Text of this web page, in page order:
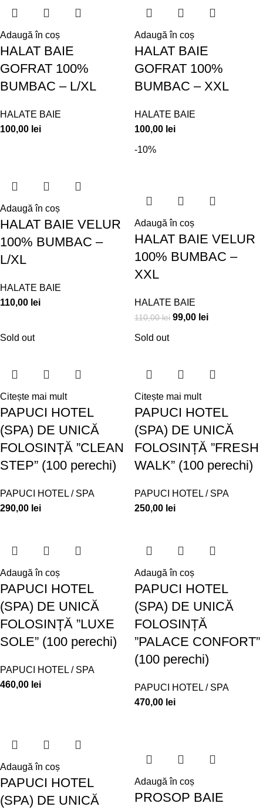
Adaugă în coș
HALAT BAIE
GOFRAT 100%
BUMBAC – L/XL
HALATE BAIE
100,00 lei
Adaugă în coș
HALAT BAIE
GOFRAT 100%
BUMBAC – XXL
HALATE BAIE
100,00 lei
Adaugă în coș
HALAT BAIE VELUR
100% BUMBAC –
L/XL
HALATE BAIE
110,00 lei
-10%
Adaugă în coș
HALAT BAIE VELUR
100% BUMBAC –
XXL
HALATE BAIE
110,00lei 99,00 lei
Sold out
Citește mai mult
PAPUCI HOTEL
(SPA) DE UNICĂ
FOLOSINȚĂ ”CLEAN
STEP” (100 perechi)
PAPUCI HOTEL / SPA
290,00 lei
Sold out
Citește mai mult
PAPUCI HOTEL
(SPA) DE UNICĂ
FOLOSINȚĂ ”FRESH
WALK” (100 perechi)
PAPUCI HOTEL / SPA
250,00 lei
Adaugă în coș
PAPUCI HOTEL
(SPA) DE UNICĂ
FOLOSINȚĂ ”LUXE
SOLE” (100 perechi)
PAPUCI HOTEL / SPA
460,00 lei
Adaugă în coș
PAPUCI HOTEL
(SPA) DE UNICĂ
FOLOSINȚĂ
”PALACE CONFORT”
(100 perechi)
PAPUCI HOTEL / SPA
470,00 lei
Adaugă în coș
PAPUCI HOTEL
(SPA) DE UNICĂ
Adaugă în coș
PROSOP BAIE